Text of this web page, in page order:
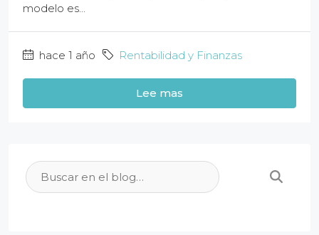
modelo es...
hace 1 año Rentabilidad y Finanzas
Lee mas